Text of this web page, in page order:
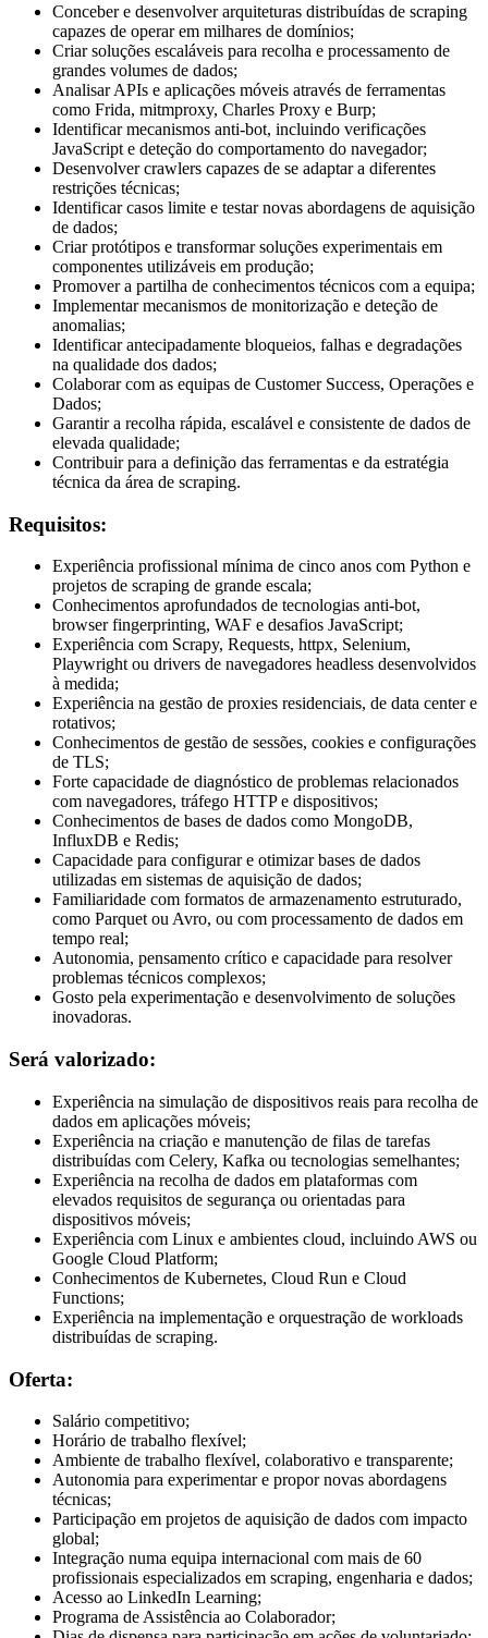
Conceber e desenvolver arquiteturas distribuídas de scraping
capazes de operar em milhares de domínios;
Criar soluções escaláveis para recolha e processamento de
grandes volumes de dados;
Analisar APIs e aplicações móveis através de ferramentas
como Frida, mitmproxy, Charles Proxy e Burp;
Identificar mecanismos anti-bot, incluindo verificações
JavaScript e deteção do comportamento do navegador;
Desenvolver crawlers capazes de se adaptar a diferentes
restrições técnicas;
Identificar casos limite e testar novas abordagens de aquisição
de dados;
Criar protótipos e transformar soluções experimentais em
componentes utilizáveis em produção;
Promover a partilha de conhecimentos técnicos com a equipa;
Implementar mecanismos de monitorização e deteção de
anomalias;
Identificar antecipadamente bloqueios, falhas e degradações
na qualidade dos dados;
Colaborar com as equipas de Customer Success, Operações e
Dados;
Garantir a recolha rápida, escalável e consistente de dados de
elevada qualidade;
Contribuir para a definição das ferramentas e da estratégia
técnica da área de scraping.
Requisitos:
Experiência profissional mínima de cinco anos com Python e
projetos de scraping de grande escala;
Conhecimentos aprofundados de tecnologias anti-bot,
browser fingerprinting, WAF e desafios JavaScript;
Experiência com Scrapy, Requests, httpx, Selenium,
Playwright ou drivers de navegadores headless desenvolvidos
à medida;
Experiência na gestão de proxies residenciais, de data center e
rotativos;
Conhecimentos de gestão de sessões, cookies e configurações
de TLS;
Forte capacidade de diagnóstico de problemas relacionados
com navegadores, tráfego HTTP e dispositivos;
Conhecimentos de bases de dados como MongoDB,
InfluxDB e Redis;
Capacidade para configurar e otimizar bases de dados
utilizadas em sistemas de aquisição de dados;
Familiaridade com formatos de armazenamento estruturado,
como Parquet ou Avro, ou com processamento de dados em
tempo real;
Autonomia, pensamento crítico e capacidade para resolver
problemas técnicos complexos;
Gosto pela experimentação e desenvolvimento de soluções
inovadoras.
Será valorizado:
Experiência na simulação de dispositivos reais para recolha de
dados em aplicações móveis;
Experiência na criação e manutenção de filas de tarefas
distribuídas com Celery, Kafka ou tecnologias semelhantes;
Experiência na recolha de dados em plataformas com
elevados requisitos de segurança ou orientadas para
dispositivos móveis;
Experiência com Linux e ambientes cloud, incluindo AWS ou
Google Cloud Platform;
Conhecimentos de Kubernetes, Cloud Run e Cloud
Functions;
Experiência na implementação e orquestração de workloads
distribuídas de scraping.
Oferta:
Salário competitivo;
Horário de trabalho flexível;
Ambiente de trabalho flexível, colaborativo e transparente;
Autonomia para experimentar e propor novas abordagens
técnicas;
Participação em projetos de aquisição de dados com impacto
global;
Integração numa equipa internacional com mais de 60
profissionais especializados em scraping, engenharia e dados;
Acesso ao LinkedIn Learning;
Programa de Assistência ao Colaborador;